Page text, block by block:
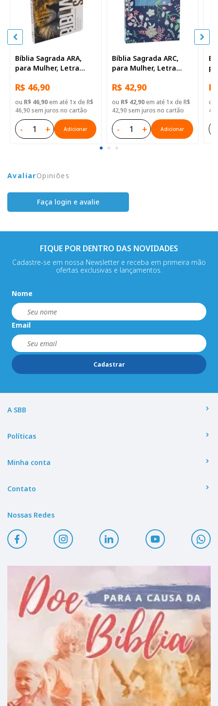
Bíblia Sagrada ARA,
para Mulher, Letra
Ilustrada: Leão
R$ 46,90
ou R$ 46,90em até 1x de R$
46,90 sem juros no cartão
- + Adicionar
Bíblia Sagrada ARC,
para Mulher, Letra
Azul
R$ 42,90
ou R$ 42,90em até 1x de R$
42,90 sem juros no cartão
- + Adicionar
ou
AvaliarOpiniões
Faça login e avalie
FIQUE POR DENTRO DAS NOVIDADES
Cadastre-se em nossa Newsletter e receba em primeira mão
ofertas exclusivas e lançamentos.
Nome
Email
Cadastrar
A SBB
Políticas
Minha conta
Contato
Nossas Redes